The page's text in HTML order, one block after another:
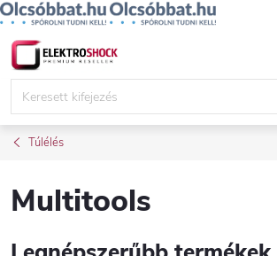
Ugrás
Túlélés
Multitools